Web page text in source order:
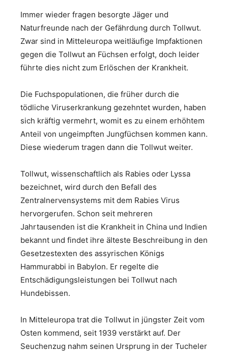
Immer wieder fragen besorgte Jäger und
Naturfreunde nach der Gefährdung durch Tollwut.
Zwar sind in Mitteleuropa weitläufige Impfaktionen
gegen die Tollwut an Füchsen erfolgt, doch leider
führte dies nicht zum Erlöschen der Krankheit.
Die Fuchspopulationen, die früher durch die
tödliche Viruserkrankung gezehntet wurden, haben
sich kräftig vermehrt, womit es zu einem erhöhtem
Anteil von ungeimpften Jungfüchsen kommen kann.
Diese wiederum tragen dann die Tollwut weiter.
Tollwut, wissenschaftlich als Rabies oder Lyssa
bezeichnet, wird durch den Befall des
Zentralnervensystems mit dem Rabies Virus
hervorgerufen. Schon seit mehreren
Jahrtausenden ist die Krankheit in China und Indien
bekannt und findet ihre älteste Beschreibung in den
Gesetzestexten des assyrischen Königs
Hammurabbi in Babylon. Er regelte die
Entschädigungsleistungen bei Tollwut nach
Hundebissen.
In Mitteleuropa trat die Tollwut in jüngster Zeit vom
Osten kommend, seit 1939 verstärkt auf. Der
Seuchenzug nahm seinen Ursprung in der Tucheler